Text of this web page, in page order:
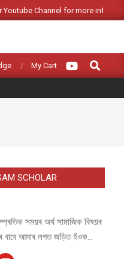
Youtube Channel for more
My Cart
Search
SCHOLAR
সময়ৰ অৰ্থ সামাজিক বিষয়ৰ
বাবে আমাৰ লগত জড়িত হঁওক...